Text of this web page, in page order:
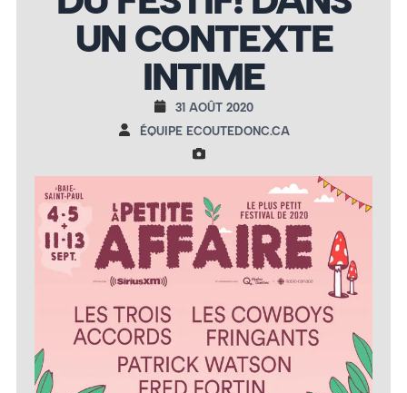
UN CONTEXTE
INTIME
31 AOÛT 2020
ÉQUIPE ECOUTEDONC.CA